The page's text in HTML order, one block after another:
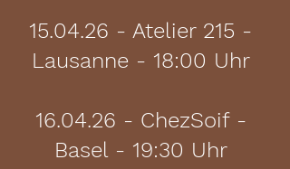
15.04.26 - Atelier 215 -
Lausanne - 18:00 Uhr
16.04.26 - ChezSoif -
Basel - 19:30 Uhr